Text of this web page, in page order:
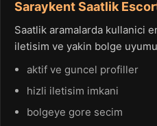
Saraykent Saatlik
Saatlik aramalarda kullanici
iletisim ve yakin bolge
aktif ve guncel profiller
hizli iletisim imkani
bolgeye gore secim